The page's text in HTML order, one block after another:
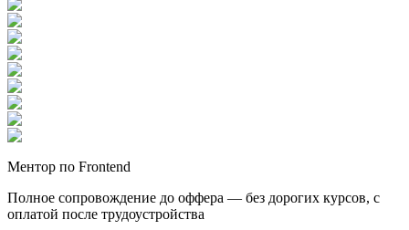
Ментор по Frontend
Полное сопровождение до оффера — без дорогих курсов, с
оплатой после трудоустройства